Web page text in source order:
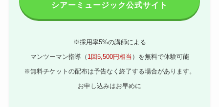
シアーミュージック公式サイト
※採用率5%の講師による
マンツーマン指導（ 1回5,500円相当 ）を無料で体験可能
※無料チケットの配布は予告なく終了する場合があります。
お申し込みはお早めに